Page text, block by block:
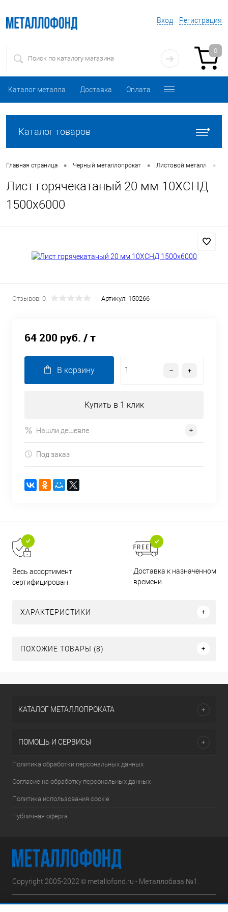
Вход Регистрация
0
Каталог металла Доставка Оплата
Каталог товаров
Главная страница • Черный металлопрокат • Листовой металл •
Лист горячекатаный 20 мм 10ХСНД
1500х6000
Отзывов: 0 Артикул: 150266
64 200 руб. / т
В корзину
Купить в 1 клик
Нашли дешевле
Под заказ
Весь ассортимент
сертифицирован
Доставка к назначенному
времени
ХАРАКТЕРИСТИКИ
ПОХОЖИЕ ТОВАРЫ (8)
КАТАЛОГ МЕТАЛЛОПРОКАТА
ПОМОЩЬ И СЕРВИСЫ
Политика обработки персональных данных
Согласие на обработку персональных данных
Политика использования cookie
Публичная оферта
Copyright 2005-2022 © metallofond.ru - Металлобаза №1.
Московская область, Ступинский р-н, д.Сотниково,